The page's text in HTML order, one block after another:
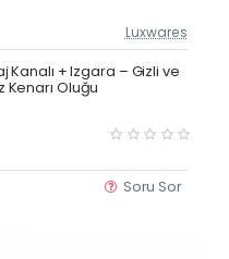
Güncel Fiyat
Yeni Ürün
Luxwares
Kanalı + Izgara – Gizli ve
Oluğu
Soru Sor